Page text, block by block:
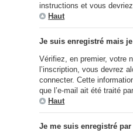
instructions et vous
Haut
Je suis enregistré mais
Vérifiez, en premier, votre
l’inscription, vous devrez
connecter. Cette
que l’e-mail ait été traité
Haut
Je me suis enregistré